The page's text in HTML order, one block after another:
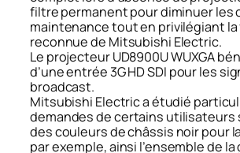
filtre permanent pour diminuer les
maintenance tout en privilégiant
reconnue de Mitsubishi Electric.
Le projecteur UD8900U WUXGA
d’une entrée 3G HD SDI pour les
broadcast.
Mitsubishi Electric a étudié
demandes de certains utilisateurs
des couleurs de châssis noir pour
par exemple, ainsi l’ensemble de la